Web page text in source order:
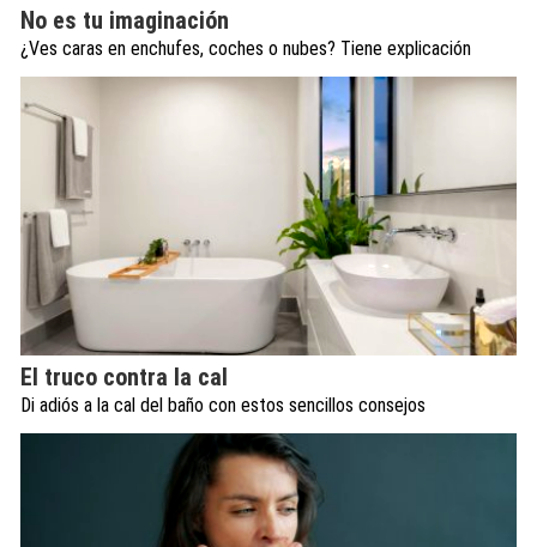
No es tu imaginación
¿Ves caras en enchufes, coches o nubes? Tiene explicación
El truco contra la cal
Di adiós a la cal del baño con estos sencillos consejos